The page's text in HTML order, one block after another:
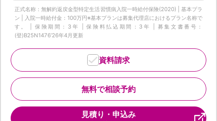
正式名称：無解約返戻金型特定生活習慣病入院一時給付保険(2020) | 基本プラ
ン | 入院一時給付金：100万円※基本プランは募集代理店におけるプラン名称で
す。 | 保険期間：3年 | 保険料払込期間：3年 | 募集文書番号：
(登)B25N1476‘26年4月更新
無料で相談予約
資料請求
見積り・申込み